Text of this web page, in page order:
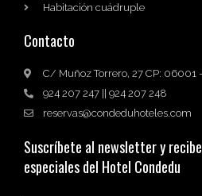
Habitación cuádruple
Contacto
C/ Muñoz Torrero, 27 CP: 06001
924 207 247 || 924 207 248
reservas@condeduhoteles.com
Suscríbete al newsletter y
especiales del Hotel Condedu